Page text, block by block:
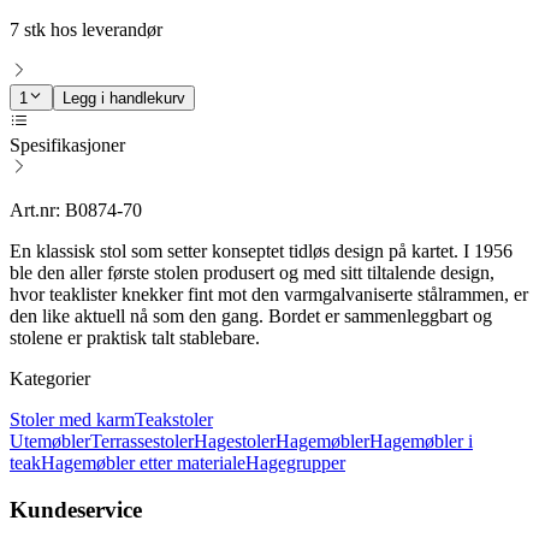
7 stk hos leverandør
1 Legg i handlekurv
Spesifikasjoner
Art.nr: B0874-70
En klassisk stol som setter konseptet tidløs design på kartet. I 1956
ble den aller første stolen produsert og med sitt tiltalende design,
hvor teaklister knekker fint mot den varmgalvaniserte stålrammen, er
den like aktuell nå som den gang. Bordet er sammenleggbart og
stolene er praktisk talt stablebare.
Kategorier
Stoler med karmTeakstoler
UtemøblerTerrassestolerHagestolerHagemøblerHagemøbler i
teakHagemøbler etter materialeHagegrupper
Kundeservice